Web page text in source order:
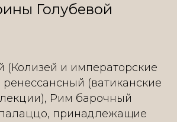
Голубевой
(Колизей и императорские
(ватиканские
Рим барочный
принадлежащие